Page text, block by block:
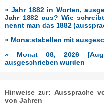
» Jahr 1882 in Worten,
Jahr 1882 aus? Wie
nennt man das 1882
» Monatstabellen mit
» Monat 08, 2026
ausgeschrieben wurden
Hinweise zur: Aussprache
von Jahren